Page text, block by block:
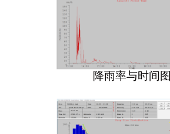
降雨率与时间图